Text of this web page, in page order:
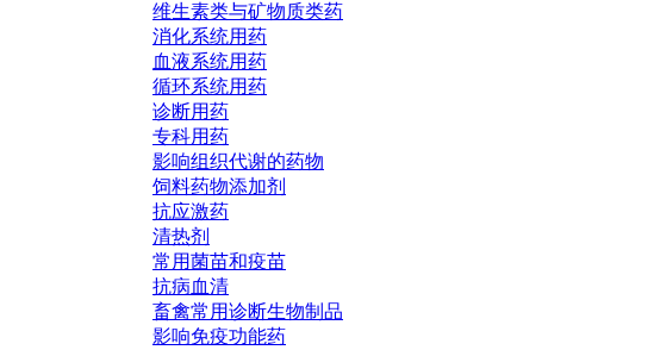
维生素类与矿物质类药
消化系统用药
血液系统用药
循环系统用药
诊断用药
专科用药
影响组织代谢的药物
饲料药物添加剂
抗应激药
清热剂
常用菌苗和疫苗
抗病血清
畜禽常用诊断生物制品
影响免疫功能药